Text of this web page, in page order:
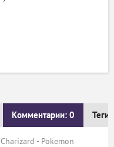
Комментарии: 0 Теги:
- Pokemon